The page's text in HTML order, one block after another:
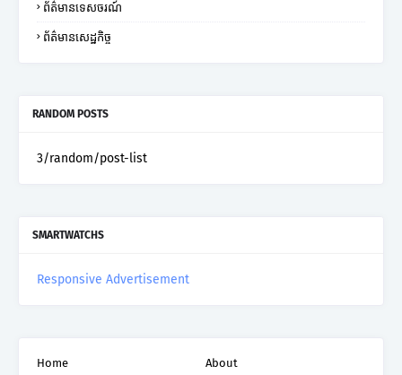
ព័ត៌មានទេសចរណ៍
ព័ត៌មានសេដ្ឋកិច្ច
RANDOM POSTS
3/random/post-list
SMARTWATCHS
Responsive Advertisement
Home
About